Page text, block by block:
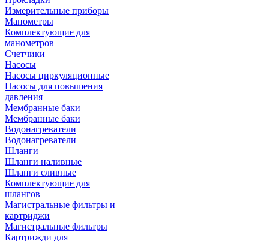
Измерительные приборы
Манометры
Комплектующие для
манометров
Счетчики
Насосы
Насосы циркуляционные
Насосы для повышения
давления
Мембранные баки
Мембранные баки
Водонагреватели
Водонагреватели
Шланги
Шланги наливные
Шланги сливные
Комплектующие для
шлангов
Магистральные фильтры и
картриджи
Магистральные фильтры
Картрижди для